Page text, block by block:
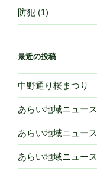
防犯 (1)
最近の投稿
中野通り桜まつり
あらい地域ニュース
あらい地域ニュース
あらい地域ニュース